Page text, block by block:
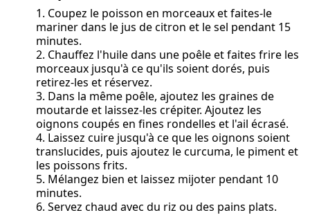
1. Coupez le poisson en morceaux et faites-le
mariner dans le jus de citron et le sel pendant 15
minutes.
2. Chauffez l'huile dans une poêle et faites frire les
morceaux jusqu'à ce qu'ils soient dorés, puis
retirez-les et réservez.
3. Dans la même poêle, ajoutez les graines de
moutarde et laissez-les crépiter. Ajoutez les
oignons coupés en fines rondelles et l'ail écrasé.
4. Laissez cuire jusqu'à ce que les oignons soient
translucides, puis ajoutez le curcuma, le piment et
les poissons frits.
5. Mélangez bien et laissez mijoter pendant 10
minutes.
6. Servez chaud avec du riz ou des pains plats.